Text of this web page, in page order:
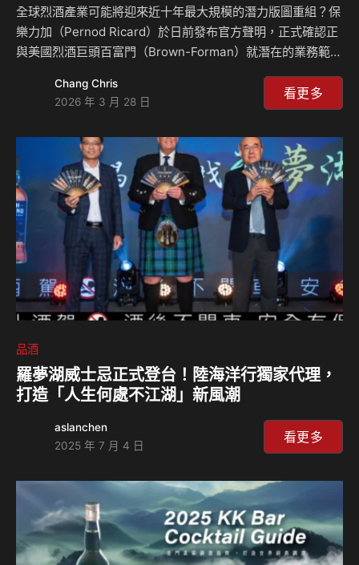
全球烈酒產業可能將迎來近十年最大規模的潛力版圖重組？保
樂力加（Pernod Ricard）於日前發布官方聲明，正式確認正
與美國烈酒巨頭百富門（Brown-Forman）就潛在的業務範圍
路透社、彭博社、The Spirits Business等重要國外媒體陸續
報導相關內容，再加上保樂力加與百富門亦隨後分別發出重要
項潛在的業務合併案主要希望能結合雙方的人才與專業知識，
打造一個具備全球領先地位、強大品牌組合及均衡地理布局的
烈酒王國。如果能合併成功，將結合百富門旗下最具代表性的
波…
Chang Chris
2026 年 3 月 28 日
看更多
品酒
羅夢湖威士忌正式登台！陸海洋行獨家代理，
打造「人生何處不江湖」新風潮
aslanchen
2025 年 7 月 4 日
看更多